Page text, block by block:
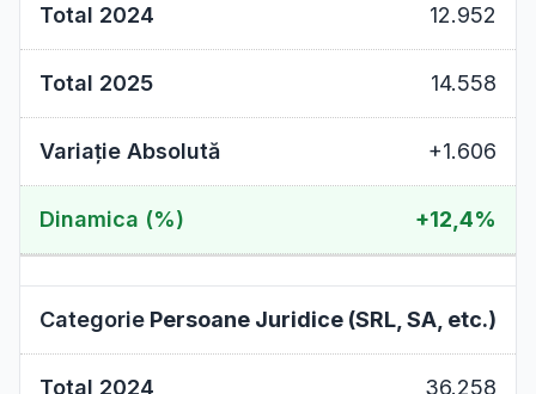
12.952
14.558
+1.606
+12,4%
Persoane Juridice (SRL, SA, etc.)
36.258